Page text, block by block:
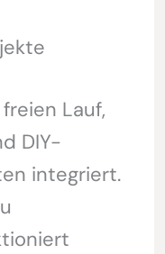
Lauf,
DIY-
integriert.